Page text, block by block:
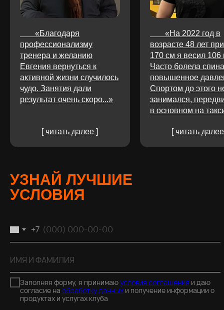
[ читать
«На 2022 год в
возрасте 48 лет
170 см я весил 106
Часто болела
повышенное
Спортом до этого
занимался,
в основном на
[ читать далее ]
--------01
«Благодаря
профессионализму
тренера и желанию
Евгения вернуться к
активной жизни случилось
чудо. Занятия дали
результат очень скоро...»
УЗНАЙ ЛУЧШИЕ
УСЛОВИЯ
+7
Заполняя форму, я принимаюусловия соглашения и даю
согласие на обработку данных и получение информации о
продуктах и услугах клуба